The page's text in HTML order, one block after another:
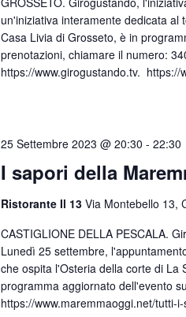
un'iniziativa interamente dedicata
Casa Livia di Grosseto, è in
prenotazioni, chiamare il numero:
https://www.girogustando.tv.
I sapori della
25 Settembre 2023 @ 20:30 - 22:30
Ristorante Il 13 Via Montebello 13,
CASTIGLIONE DELLA PESCALA.
Lunedì 25 settembre,
che ospita l'Osteria della corte di La
programma aggiornato dell'evento
https://www.maremmaoggi.net/tutti-